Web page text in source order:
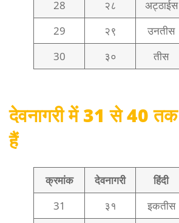
28
२८ अट्ठाईस
29
२९ उनतीस
30
३० तीस
देवनागरी में 31 से 40
हैं
क्रमांक देवनागरी हिंदी
31
३१ इकतीस